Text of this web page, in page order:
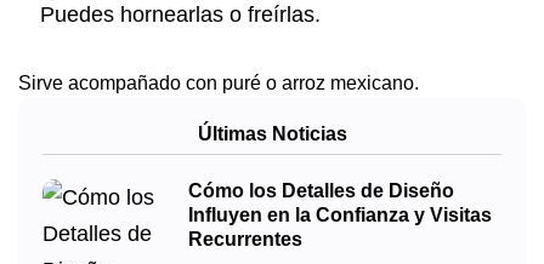
Puedes hornearlas o freírlas.
Sirve acompañado con puré o arroz mexicano.
Últimas Noticias
Cómo los Detalles de Diseño
Influyen en la Confianza y Visitas
Recurrentes